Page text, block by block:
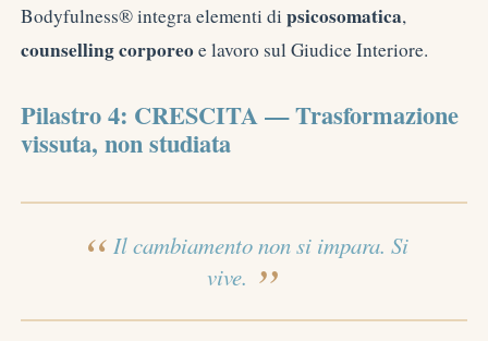
Bodyfulness® integra elementi di psicosomatica,
counselling corporeoe lavoro sul Giudice Interiore.
Pilastro 4: CRESCITA — Trasformazione
vissuta, non studiata
Il cambiamento non si impara. Si
vive.